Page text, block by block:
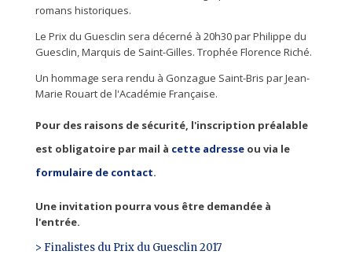
romans historiques.
Le Prix du Guesclin sera décerné à 20h30 par Philippe du
Guesclin, Marquis de Saint-Gilles. Trophée Florence Riché.
Un hommage sera rendu à Gonzague Saint-Bris par Jean-
Marie Rouart de l'Académie Française.
Pour des raisons de sécurité, l'inscription préalable
est obligatoire par mail à cette adresseou via le
formulaire de contact.
Une invitation pourra vous être demandée à
l'entrée.
> Finalistes du Prix du Guesclin 2017